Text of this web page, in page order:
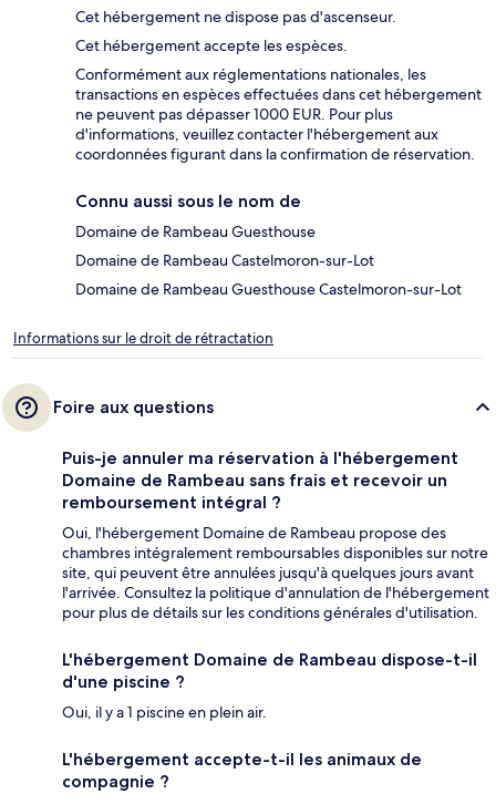
Cet hébergement ne dispose pas d'ascenseur.
Cet hébergement accepte les espèces.
Conformément aux réglementations nationales, les
transactions en espèces effectuées dans cet hébergement
ne peuvent pas dépasser 1000 EUR. Pour plus
d'informations, veuillez contacter l'hébergement aux
coordonnées figurant dans la confirmation de réservation.
Connu aussi sous le nom de
Domaine de Rambeau Guesthouse
Domaine de Rambeau Castelmoron-sur-Lot
Domaine de Rambeau Guesthouse Castelmoron-sur-Lot
Informations sur le droit de rétractation
Foire aux questions
Puis-je annuler ma réservation à l'hébergement
Domaine de Rambeau sans frais et recevoir un
remboursement intégral ?
Oui, l'hébergement Domaine de Rambeau propose des
chambres intégralement remboursables disponibles sur notre
site, qui peuvent être annulées jusqu'à quelques jours avant
l'arrivée. Consultez la politique d'annulation de l'hébergement
pour plus de détails sur les conditions générales d'utilisation.
L'hébergement Domaine de Rambeau dispose-t-il
d'une piscine ?
Oui, il y a 1 piscine en plein air.
L'hébergement accepte-t-il les animaux de
compagnie ?